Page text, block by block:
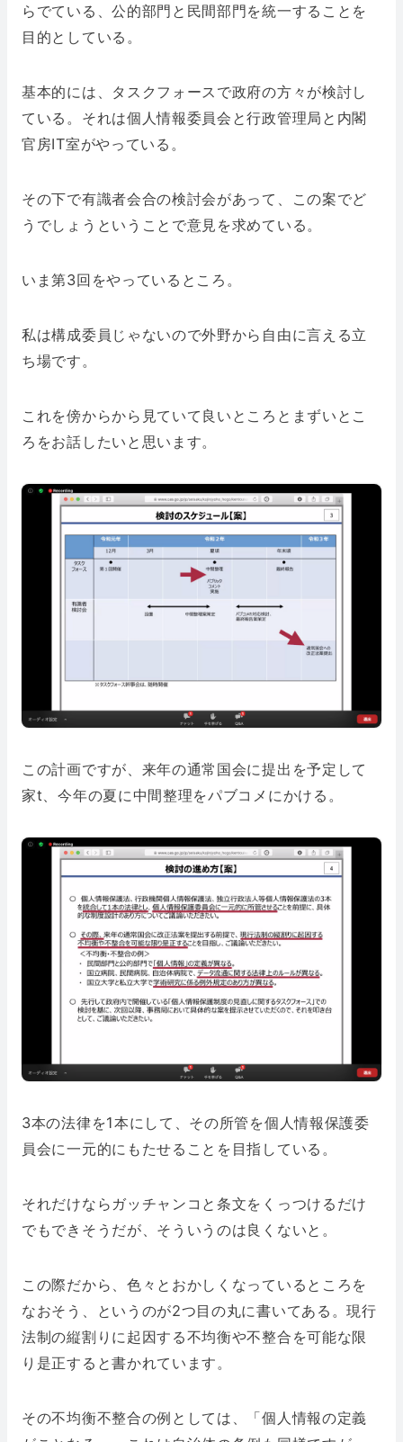
らでている、公的部門と民間部門を統一することを
目的としている。
基本的には、タスクフォースで政府の方々が検討し
ている。それは個人情報委員会と行政管理局と内閣
官房IT室がやっている。
その下で有識者会合の検討会があって、この案でど
うでしょうということで意見を求めている。
いま第3回をやっているところ。
私は構成委員じゃないので外野から自由に言える立
ち場です。
これを傍からから見ていて良いところとまずいとこ
ろをお話したいと思います。
この計画ですが、来年の通常国会に提出を予定して
家t、今年の夏に中間整理をパブコメにかける。
3本の法律を1本にして、その所管を個人情報保護委
員会に一元的にもたせることを目指している。
それだけならガッチャンコと条文をくっつけるだけ
でもできそうだが、そういうのは良くないと。
この際だから、色々とおかしくなっているところを
なおそう、というのが2つ目の丸に書いてある。現行
法制の縦割りに起因する不均衡や不整合を可能な限
り是正すると書かれています。
その不均衡不整合の例としては、「個人情報の定義